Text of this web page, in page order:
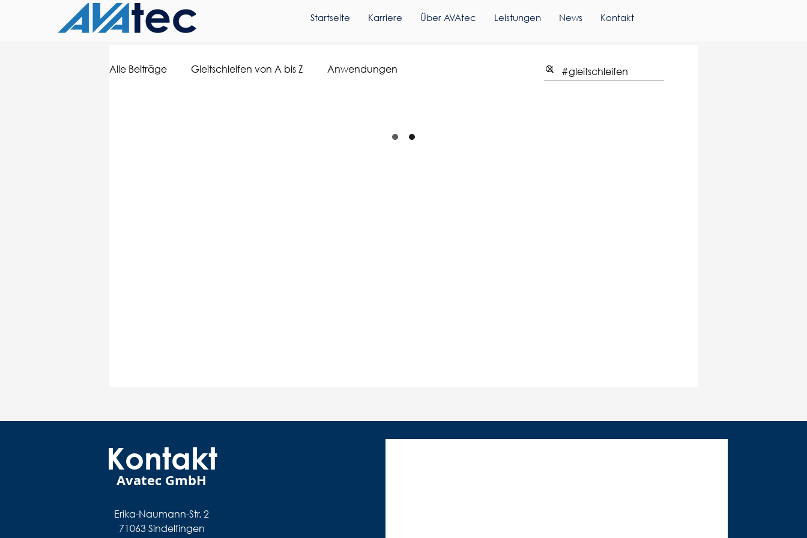
Startseite Karriere Über AVAtec Leistungen News Kontakt
Alle Beiträge Gleitschleifen von A bis Z Anwendungen
Kontakt
Avatec GmbH
Erika-Naumann-Str. 2
71063 Sindelfingen